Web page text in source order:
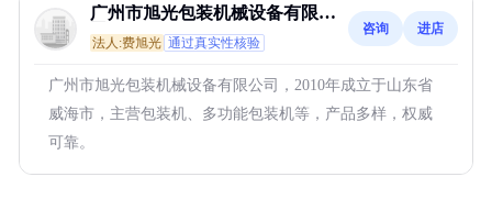
广州市旭光包装机械设备有限公
司
法人:费旭光 通过真实性核验
咨询 进店
广州市旭光包装机械设备有限公司，2010年成立于山东省
威海市，主营包装机、多功能包装机等，产品多样，权威
可靠。